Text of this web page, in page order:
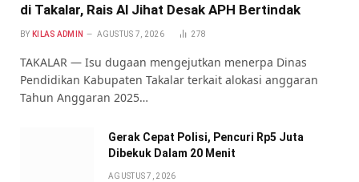
di Takalar, Rais Al Jihat Desak APH Bertindak
BY KILAS ADMIN AGUSTUS 7, 2026 278
TAKALAR — Isu dugaan mengejutkan menerpa Dinas
Pendidikan Kabupaten Takalar terkait alokasi anggaran
Tahun Anggaran 2025…
Gerak Cepat Polisi, Pencuri Rp5 Juta
Dibekuk Dalam 20 Menit
AGUSTUS 7, 2026